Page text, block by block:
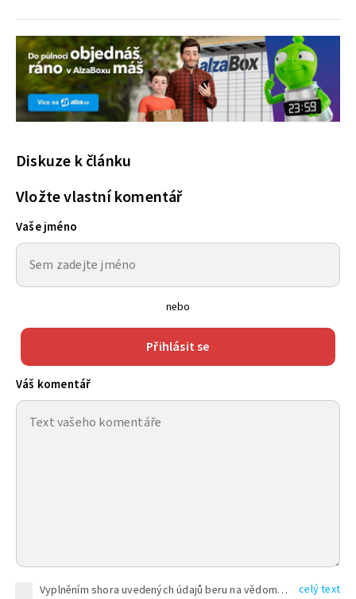
Diskuze k článku
Vložte vlastní komentář
Vaše jméno
nebo
Přihlásit se
Váš komentář
Vyplněním shora uvedených údajů beru na vědomí, že společnost TEXT FACTORY s.r.o., sídlem Brno, Durďákova 336/29, Černá Pole, PSČ: 613 00, IČ: 06157831, zapsané u Krajského soudu v Brně, oddíl C, vložka 100399, bude zpracovávat mé osobní údaje uvedené v rámci mnou vyplněného registračního formuláře na základě oprávněných zájmů TEXT FACTORY s.r.o. dle čl. 6 odst. 1 písm. f) GDPR a pro splnění právních povinností (čl. 6 odst. 1 písm. c) GDPR), a to pro tyto účely: nezbytnost zajistit oprávnění návštěvníka webových stránek provozovaných společností TEXT FACTORY s.r.o. přispívat aktivně ke zveřejněným článkům nebo v rámci diskusních fór a výkon práv TEXT FACTORY s.r.o. jako administrátora těchto diskusních fór. Více informací o zpracování osobních údajů a právech lze nalézt v celý text